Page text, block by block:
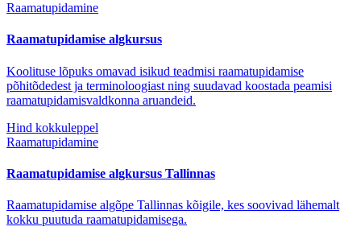
Raamatupidamine
Raamatupidamise algkursus
Koolituse lõpuks omavad isikud teadmisi raamatupidamise
põhitõdedest ja terminoloogiast ning suudavad koostada peamisi
raamatupidamisvaldkonna aruandeid.
Hind kokkuleppel
Raamatupidamine
Raamatupidamise algkursus Tallinnas
Raamatupidamise algõpe Tallinnas kõigile, kes soovivad lähemalt
kokku puutuda raamatupidamisega.